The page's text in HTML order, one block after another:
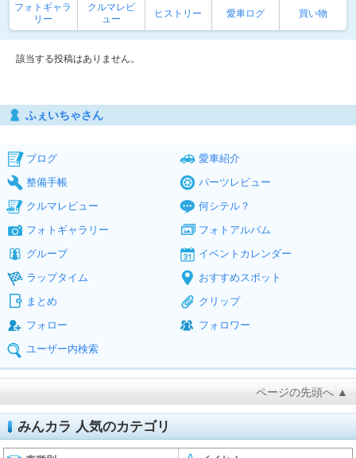
フォトギャラ
リー
クルマレビ
ュー
ヒストリー 愛車ログ 買い物
該当する投稿はありません。
ふぇいちゃさん
ブログ
愛車紹介
整備手帳
パーツレビュー
クルマレビュー
何シテル？
フォトギャラリー
フォトアルバム
グループ
イベントカレンダー
ラップタイム
おすすめスポット
まとめ
クリップ
フォロー
フォロワー
ユーザー内検索
ページの先頭へ ▲
みんカラ 人気のカテゴリ